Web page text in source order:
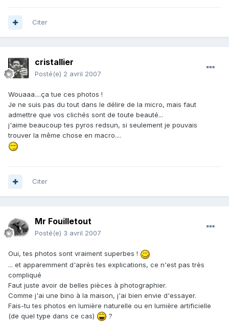
Citer
cristallier
Posté(e) 2 avril 2007
Wouaaa....ça tue ces photos !
Je ne suis pas du tout dans le délire de la micro, mais faut
admettre que vos clichés sont de toute beauté...
j'aime beaucoup tes pyros redsun, si seulement je pouvais
trouver la même chose en macro....
Citer
Mr Fouilletout
Posté(e) 3 avril 2007
Oui, tes photos sont vraiment superbes !
... et apparemment d'après tes explications, ce n'est pas très
compliqué
Faut juste avoir de belles pièces à photographier.
Comme j'ai une bino à la maison, j'ai bien envie d'essayer.
Fais-tu tes photos en lumière naturelle ou en lumière artificielle
(de quel type dans ce cas)
?